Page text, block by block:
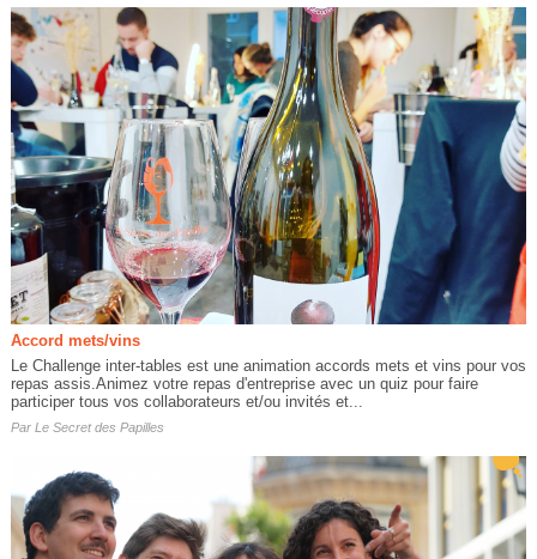
Accord mets/vins
Le Challenge inter-tables est une animation accords mets et vins pour vos
repas assis.Animez votre repas d'entreprise avec un quiz pour faire
participer tous vos collaborateurs et/ou invités et...
Par Le Secret des Papilles